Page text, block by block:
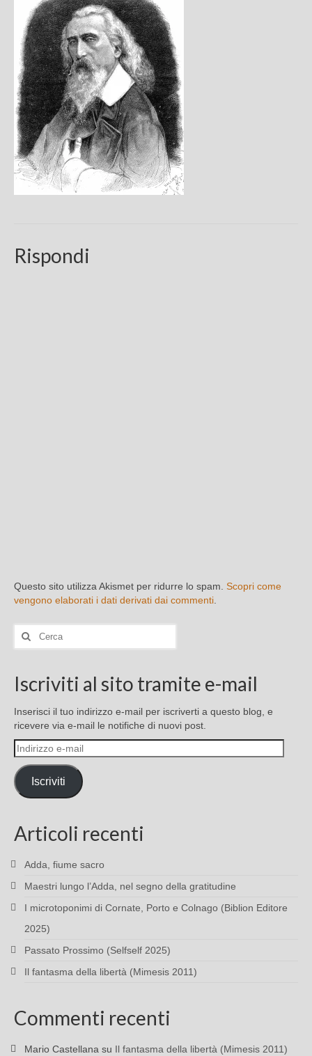
Chi sono
FAQ
Contatti
Rispondi
Questo sito utilizza Akismet per ridurre lo spam. Scopri come
vengono elaborati i dati derivati dai commenti
Cerca:
Iscriviti al sito tramite e-mail
Inserisci il tuo indirizzo e-mail per iscriverti a questo blog, e
ricevere via e-mail le notifiche di nuovi post.
Indirizzo
e-
mail
Iscriviti
Articoli recenti
Adda, fiume sacro
Maestri lungo l’Adda, nel segno della gratitudine
I microtoponimi di Cornate, Porto e Colnago (Biblion Editore
2025)
Passato Prossimo (Selfself 2025)
Il fantasma della libertà (Mimesis 2011)
Commenti recenti
Mario Castellana su Il fantasma della libertà (Mimesis 2011)